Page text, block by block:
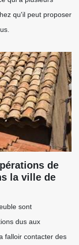
qu'il peut proposer
de
la ville de
sont
dus aux
falloir contacter des